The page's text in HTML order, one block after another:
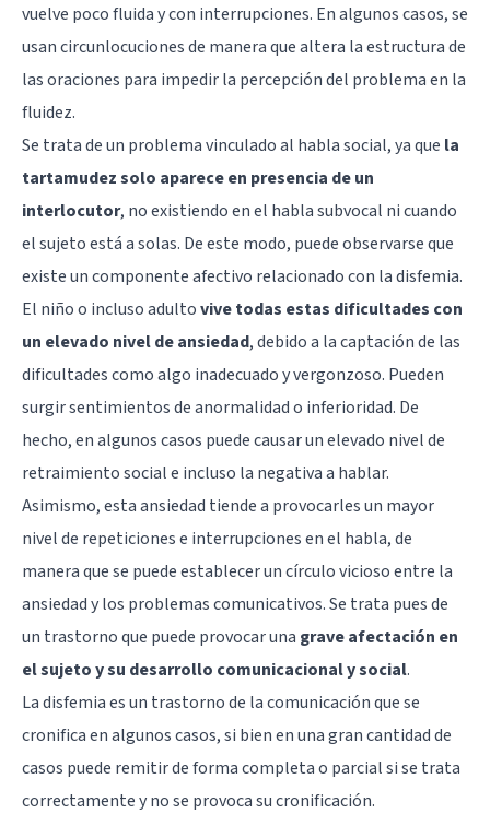
vuelve poco fluida y con interrupciones. En algunos casos, se
usan circunlocuciones de manera que altera la estructura de
las oraciones para impedir la percepción del problema en la
fluidez.
Se trata de un problema vinculado al habla social, ya que la
tartamudez solo aparece en presencia de un
interlocutor, no existiendo en el habla subvocal ni cuando
el sujeto está a solas. De este modo, puede observarse que
existe un componente afectivo relacionado con la disfemia.
El niño o incluso adultovive todas estas dificultades con
un elevado nivel de ansiedad, debido a la captación de las
dificultades como algo inadecuado y vergonzoso. Pueden
surgir sentimientos de anormalidad o inferioridad. De
hecho, en algunos casos puede causar un elevado nivel de
retraimiento social e incluso la negativa a hablar.
Asimismo, esta ansiedad tiende a provocarles un mayor
nivel de repeticiones e interrupciones en el habla, de
manera que se puede establecer un círculo vicioso entre la
ansiedad y los problemas comunicativos. Se trata pues de
un trastorno que puede provocar una grave afectación en
el sujeto y su desarrollo comunicacional y social.
La disfemia es un trastorno de la comunicación que se
cronifica en algunos casos, si bien en una gran cantidad de
casos puede remitir de forma completa o parcial si se trata
correctamente y no se provoca su cronificación.